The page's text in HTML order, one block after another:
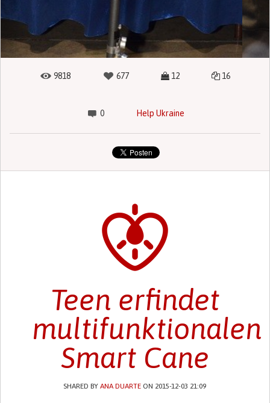
9818 677 12 16
0 Help Ukraine
Teen erfindet
multifunktionalen
Smart Cane
SHARED BYANA DUARTE ON 2015-12-03 21:09